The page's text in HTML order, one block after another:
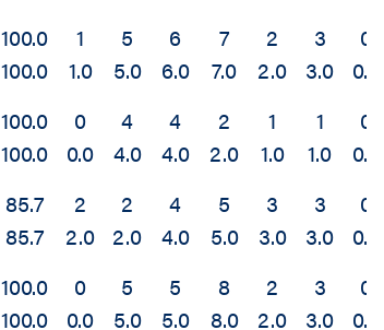
100.0
100.0
1
1.0
5
5.0
6
6.0
7
7.0
2
2.0
3
3.0
0
0.0
100.0
100.0
0
0.0
4
4.0
4
4.0
2
2.0
1
1.0
1
1.0
0
0.0
85.7
85.7
2
2.0
2
2.0
4
4.0
5
5.0
3
3.0
3
3.0
0
0.0
100.0
100.0
0
0.0
5
5.0
5
5.0
8
8.0
2
2.0
3
3.0
0
0.0